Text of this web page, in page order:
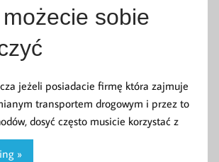
sobie
jeżeli posiadacie firmę która zajmuje
transportem drogowym i przez to
dosyć często musicie korzystać z
»